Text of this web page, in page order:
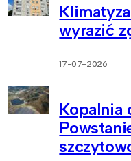
wyrazić
17-07-2026
Kopalnia